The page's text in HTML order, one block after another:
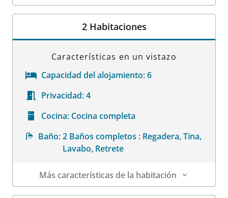
Datos de la habitación
2 Habitaciones
Características en un vistazo
Capacidad del alojamiento:6
Privacidad:4
Cocina: Cocina completa
Baño: 2 Baños completos : Regadera, Tina,
Lavabo, Retrete
Más características de la habitación
Datos de la habitación